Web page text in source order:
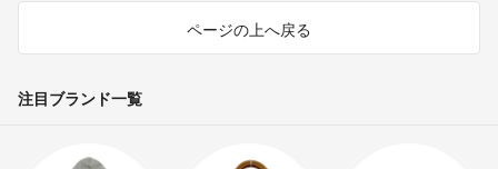
ページの上へ戻る
注目ブランド一覧